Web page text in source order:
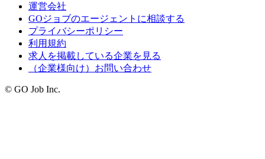
運営会社
GOジョブのエージェントに相談する
プライバシーポリシー
利用規約
求人を掲載している企業を見る
（企業様向け）お問い合わせ
© GO Job Inc.